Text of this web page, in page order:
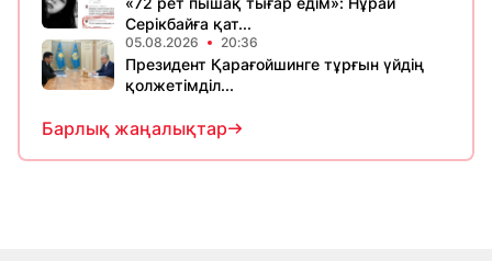
Серікбайға қат...
05.08.2026 20:36
Президент Қарағойшинге тұрғын үйдің
қолжетімділ...
Барлық жаңалықтар